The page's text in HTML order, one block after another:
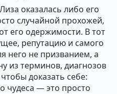
оказалась либо его
случайной прохожей,
его одержимости. В тот
репутацию и самого
него не призванием, а
из терминов, диагнозов
доказать себе:
чудеса — это просто